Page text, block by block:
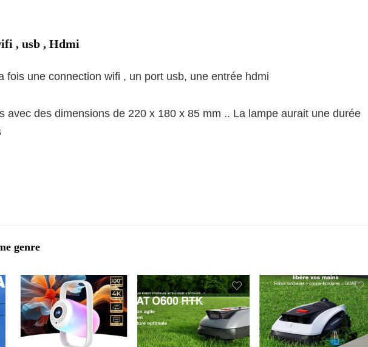
, usb , Hdmi
fois une connection wifi , un port usb, une entrée hdmi
avec des dimensions de 220 x 180 x 85 mm .. La lampe aurait une durée
genre